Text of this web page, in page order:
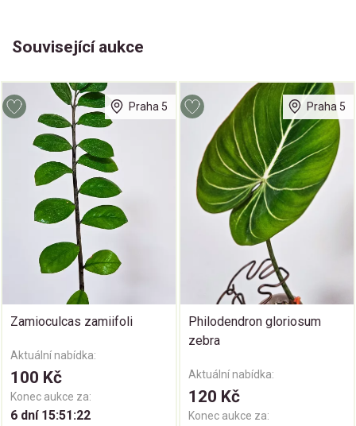
Související aukce
Praha 5
Zamioculcas zamiifoli
Aktuální nabídka:
100 Kč
Konec aukce za:
6 dní 15:51:21
Praha 5
Philodendron gloriosum
zebra
Aktuální nabídka:
120 Kč
Konec aukce za: